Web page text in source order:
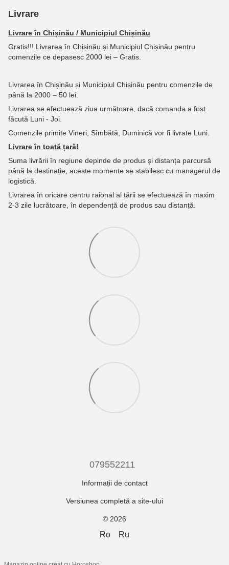
Livrare
Livrare în Chișinău / Municipiul Chișinău
Gratis!!! Livrarea în Chișinău și Municipiul Chișinău pentru
comenzile ce depasesc 2000 lei – Gratis.
Livrarea în Chișinău și Municipiul Chișinău pentru comenzile de
până la 2000 – 50 lei.
Livrarea se efectuează ziua următoare, dacă comanda a fost
făcută Luni - Joi.
Comenzile primite Vineri, Sîmbătă, Duminică vor fi livrate Luni.
Livrare în toată țară!
Suma livrării în regiune depinde de produs și distanța parcursă
până la destinație, aceste momente se stabilesc cu managerul de
logistică.
Livrarea în oricare centru raional al țării se efectuează în maxim
2-3 zile lucrătoare, în dependență de produs sau distanță.
079552211
Informații de contact
Versiunea completă a site-ului
© 2026
Ro Ru